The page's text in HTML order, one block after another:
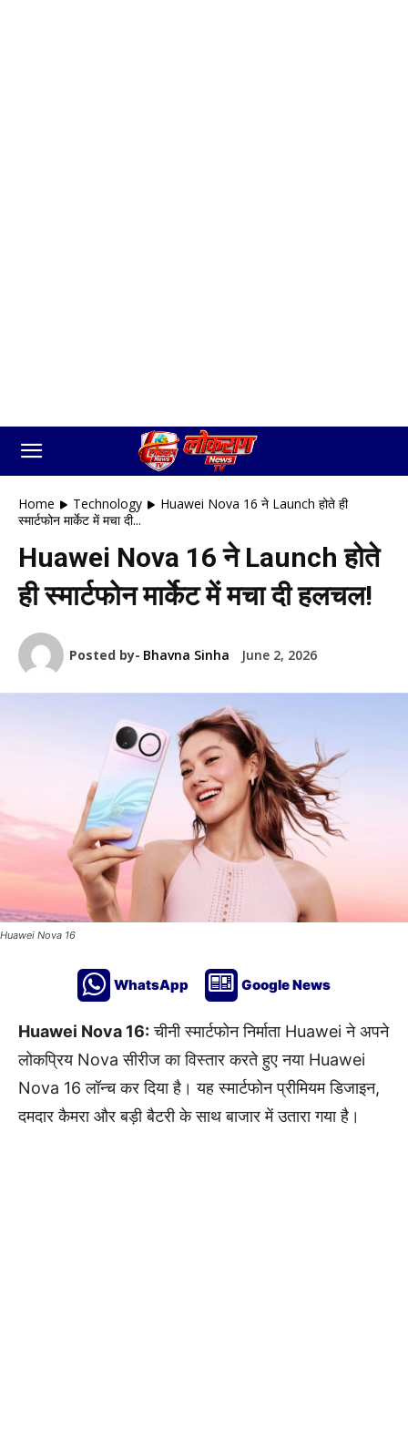
Home Technology
Huawei Nova 16 ने Launch होते ही
स्मार्टफोन मार्केट में मचा दी...
Huawei Nova 16 ने Launch होते
ही स्मार्टफोन मार्केट में मचा दी हलचल!
Posted by- Bhavna Sinha June 2, 2026
Huawei Nova 16
WhatsApp Google News
Huawei Nova 16: चीनी स्मार्टफोन निर्माता Huawei ने अपने
लोकप्रिय Nova सीरीज का विस्तार करते हुए नया Huawei
Nova 16 लॉन्च कर दिया है। यह स्मार्टफोन प्रीमियम डिजाइन,
दमदार कैमरा और बड़ी बैटरी के साथ बाजार में उतारा गया है।